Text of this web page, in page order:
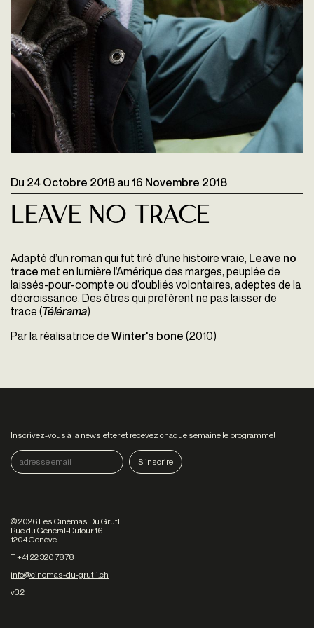
Du 24 Octobre 2018 au 16 Novembre 2018
Leave no Trace
Adapté d’un roman qui fut tiré d’une histoire vraie, Leave no
trace met en lumière l’Amérique des marges, peuplée de
laissés-pour-comp­te ou d’oubliés volontaires, adeptes de la
décroissance. Des êtres qui préfèrent ne pas laisser de
trace (Télérama)
Par la réalisatrice de Winter's bone (2010)
Inscrivez-vous à la newsletter et recevez chaque semaine le programme!
©2026 Les Cinémas Du Grütli
Rue du Général-Dufour 16
1204 Genève
T +41 22 320 78 78
info@cinemas-du-grutli.ch
v3.2